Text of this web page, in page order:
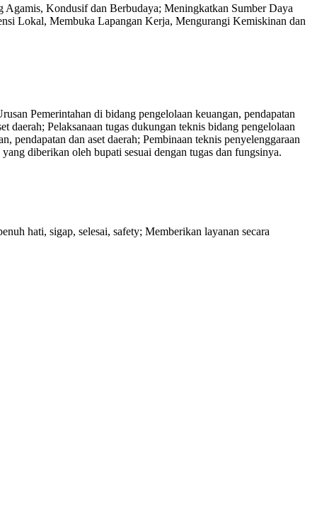
Kondusif dan Berbudaya; Meningkatkan Sumber Daya
Lokal, Membuka Lapangan Kerja, Mengurangi Kemiskinan dan
Pemerintahan di bidang pengelolaan keuangan, pendapatan
daerah; Pelaksanaan tugas dukungan teknis bidang pengelolaan
pendapatan dan aset daerah; Pembinaan teknis penyelenggaraan
diberikan oleh bupati sesuai dengan tugas dan fungsinya.
hati, sigap, selesai, safety; Memberikan layanan secara